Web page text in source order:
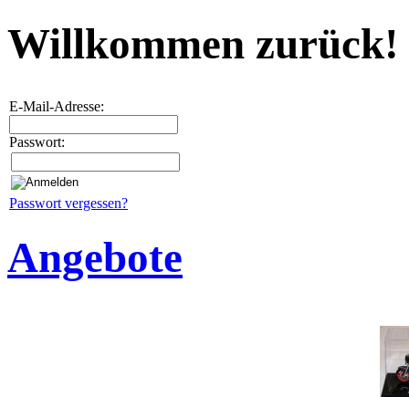
Willkommen zurück!
E-Mail-Adresse:
Passwort:
Passwort vergessen?
Angebote